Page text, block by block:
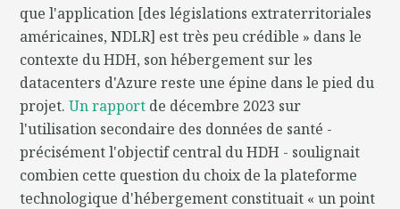
que l'application [des législations extraterritoriales
américaines, NDLR] est très peu crédible » dans le
contexte du HDH, son hébergement sur les
datacenters d'Azure reste une épine dans le pied du
projet.Un rapport de décembre 2023 sur
l'utilisation secondaire des données de santé -
précisément l'objectif central du HDH - soulignait
combien cette question du choix de la plateforme
technologique d'hébergement constituait « un point